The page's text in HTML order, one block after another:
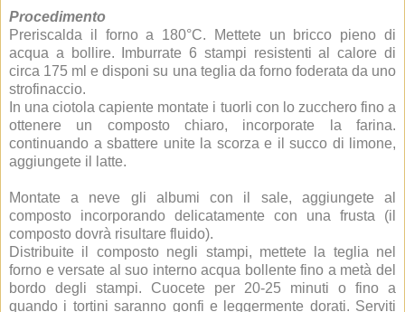
Procedimento
Preriscalda il forno a 180°C. Mettete un bricco pieno di
acqua a bollire. Imburrate 6 stampi resistenti al calore di
circa 175 ml e disponi su una teglia da forno foderata da uno
strofinaccio.
In una ciotola capiente montate i tuorli con lo zucchero fino a
ottenere un composto chiaro, incorporate la farina.
continuando a sbattere unite la scorza e il succo di limone,
aggiungete il latte.
Montate a neve gli albumi con il sale, aggiungete al
composto incorporando delicatamente con una frusta (il
composto dovrà risultare fluido).
Distribuite il composto negli stampi, mettete la teglia nel
forno e versate al suo interno acqua bollente fino a metà del
bordo degli stampi. Cuocete per 20-25 minuti o fino a
quando i tortini saranno gonfi e leggermente dorati. Serviti